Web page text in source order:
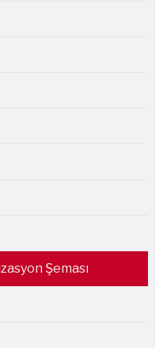
Şeması